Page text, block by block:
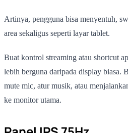
Artinya, pengguna bisa menyentuh,
area sekaligus seperti layar tablet.
Buat kontrol streaming atau shortcut
lebih berguna daripada display biasa.
mute mic, atur musik, atau
ke monitor utama.